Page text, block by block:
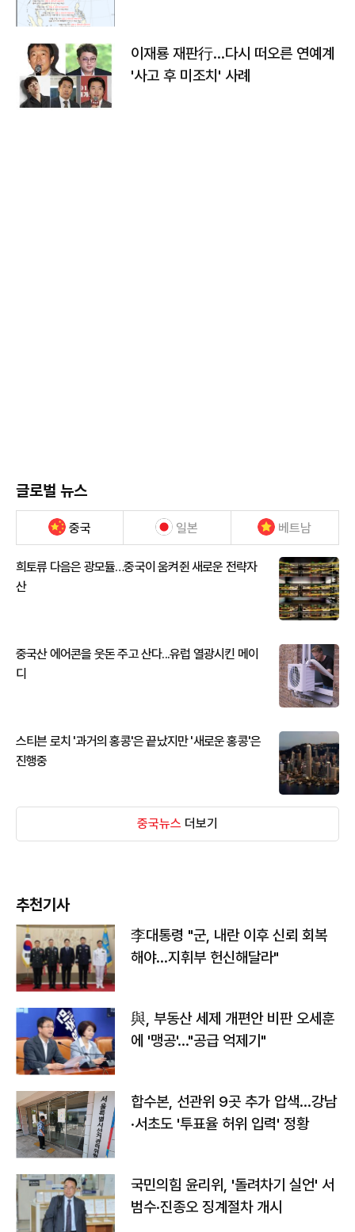
이재룡 재판行…다시 떠오른 연예계
'사고 후 미조치' 사례
글로벌 뉴스
중국 일본 베트남
희토류 다음은 광모듈…중국이 움켜쥔 새로운 전략자
산
중국산 에어콘을 웃돈 주고 산다...유럽 열광시킨 메이
디
스티븐 로치 '과거의 홍콩'은 끝났지만 '새로운 홍콩'은
진행중
중국뉴스 더보기
추천기사
李대통령 "군, 내란 이후 신뢰 회복
해야…지휘부 헌신해달라"
與, 부동산 세제 개편안 비판 오세훈
에 '맹공'…"공급 억제기"
합수본, 선관위 9곳 추가 압색…강남
·서초도 '투표율 허위 입력' 정황
국민의힘 윤리위, '돌려차기 실언' 서
범수·진종오 징계절차 개시